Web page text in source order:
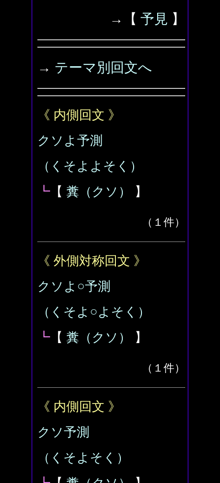
→【 予見 】
→ テーマ別回文へ
《 内側回文 》
クソよ予測
（くそよよそく）
┗ 【 糞（クソ） 】
（１件）
《 外側対称回文 》
クソよ○予測
（くそよ○よそく）
┗ 【 糞（クソ） 】
（１件）
《 内側回文 》
クソ予測
（くそよそく）